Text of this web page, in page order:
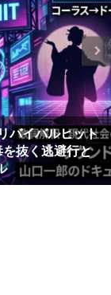
バイバルヒット
抜く逃避行と